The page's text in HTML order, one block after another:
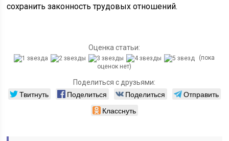
сохранить законность трудовых отношений.
Оценка статьи:
(пока
оценок нет)
Поделиться с друзьями:
Твитнуть Поделиться Поделиться
Отправить
Класснуть